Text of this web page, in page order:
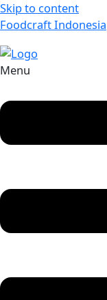
Skip to content
Foodcraft Indonesia
Menu